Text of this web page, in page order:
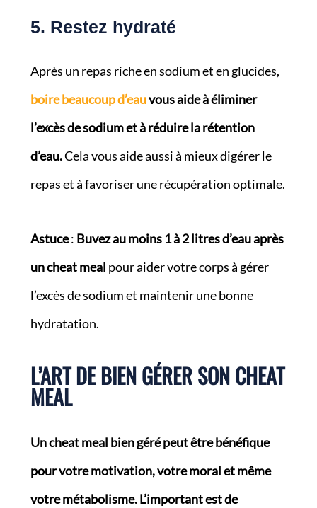
5. Restez hydraté
Après un repas riche en sodium et en glucides,
boire beaucoup d’eauvous aide à éliminer
l’excès de sodium et à réduire la rétention
d’eau.Cela vous aide aussi à mieux digérer le
repas et à favoriser une récupération optimale.
Astuce: Buvez au moins 1 à 2 litres d’eau après
un cheat meal pour aider votre corps à gérer
l’excès de sodium et maintenir une bonne
hydratation.
L’ART DE BIEN GÉRER SON CHEAT
MEAL
Un cheat meal bien géré peut être bénéfique
pour votre motivation, votre moral et même
votre métabolisme. L’important est de